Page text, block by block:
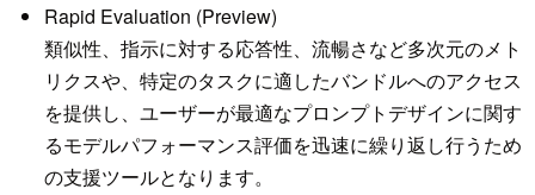
Rapid Evaluation (Preview)
類似性、指示に対する応答性、流暢さなど多次元のメト
リクスや、特定のタスクに適したバンドルへのアクセス
を提供し、ユーザーが最適なプロンプトデザインに関す
るモデルパフォーマンス評価を迅速に繰り返し行うため
の支援ツールとなります。